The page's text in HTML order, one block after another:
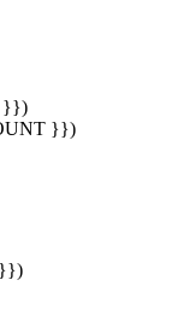
}})
}})